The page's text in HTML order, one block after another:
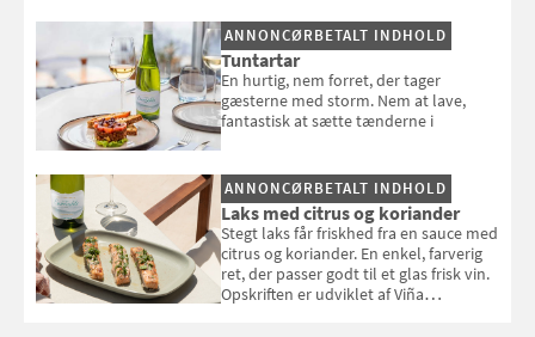
smag" af Jamie Oliver.
ANNONCØRBETALT INDHOLD
Tuntartar
En hurtig, nem forret, der tager
gæsterne med storm. Nem at lave,
fantastisk at sætte tænderne i
ANNONCØRBETALT INDHOLD
Laks med citrus og koriander
Stegt laks får friskhed fra en sauce med
citrus og koriander. En enkel, farverig
ret, der passer godt til et glas frisk vin.
Opskriften er udviklet af Viña